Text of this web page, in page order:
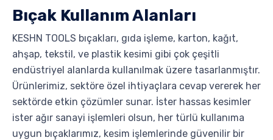
Bıçak Kullanım Alanları
KESHN TOOLS bıçakları, gıda işleme, karton, kağıt,
ahşap, tekstil, ve plastik kesimi gibi çok çeşitli
endüstriyel alanlarda kullanılmak üzere tasarlanmıştır.
Ürünlerimiz, sektöre özel ihtiyaçlara cevap vererek her
sektörde etkin çözümler sunar. İster hassas kesimler
ister ağır sanayi işlemleri olsun, her türlü kullanıma
uygun bıçaklarımız, kesim işlemlerinde güvenilir bir